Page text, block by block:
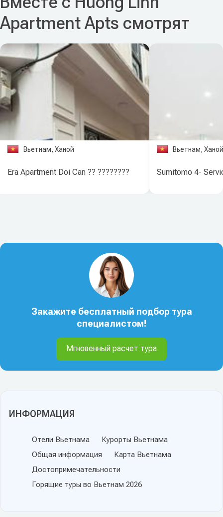
ИНФОРМАЦИЯ
Отели Вьетнама
Курорты Вьетнама
Общая информация
Карта Вьетнама
Достопримечательности
Горящие туры во Вьетнам 2026
Apartment Apts смотрят
Вьетнам, Ханой
Era Apartment Doi Can ?? ????????
Вьетнам, Ханой
Sumitomo 4-
Закажите бесплатный подбор тура
специалистом!
Мгновенный расчет тура